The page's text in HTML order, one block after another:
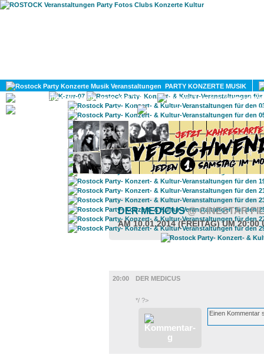
PARTY KONZERTE MUSIK
KULTUR
GAY
DER MEDICUS@ CINESTAR
AM 10.01.2014 (FREITAG) UM 20:00
20:00
DER MEDICUS
*/ ?>